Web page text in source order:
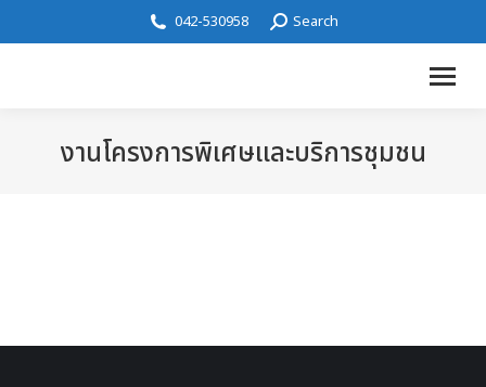
042-530958 Search
งานโครงการพิเศษและบริการชุมชน